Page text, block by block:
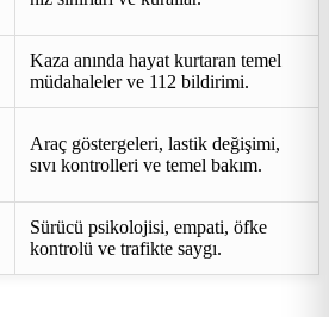
Kaza anında hayat kurtaran temel
müdahaleler ve 112 bildirimi.
Araç göstergeleri, lastik değişimi,
sıvı kontrolleri ve temel bakım.
Sürücü psikolojisi, empati, öfke
kontrolü ve trafikte saygı.